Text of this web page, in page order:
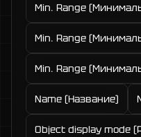
Min. Range
Min. Range
Min. Range
Name (Название)
Object display mode